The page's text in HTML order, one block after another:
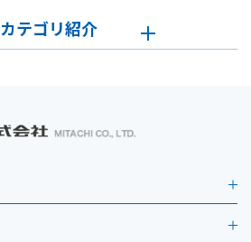
カテゴリ紹介